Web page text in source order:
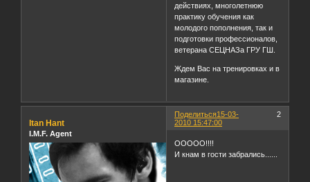
действиях, многолетнюю
практику обучения как
молодого пополнения, так и
подготовки профессионалов,
ветерана СЕЦНАЗа ГРУ ГШ.
Ждем Вас на тренировках и в
магазине.
Поделиться 2
15-03-
2010 15:47:00
Itan Hant
I.M.F. Agent
ООООО!!!!
И кнам в гости забрались......